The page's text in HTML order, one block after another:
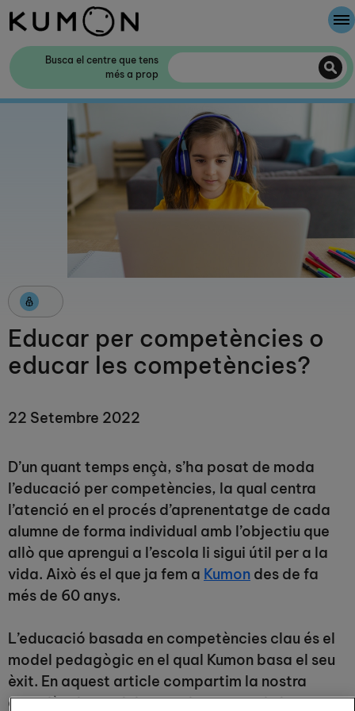
Busca el centre que tens
més a prop
Educar per competències o
educar les competències?
22 Setembre 2022
D’un quant temps ençà, s’ha posat de moda
l’educació per competències, la qual centra
l’atenció en el procés d’aprenentatge de cada
alumne de forma individual amb l’objectiu que
allò que aprengui a l’escola li sigui útil per a la
vida. Això és el que ja fem a Kumon des de fa
més de 60 anys.
L’educació basada en competències clau és el
model pedagògic en el qual Kumon basa el seu
èxit. En aquest article compartim la nostra
experiència en el desenvolupament de les
Et donem la benvinguda a Kumon
El mètode Kumon
La història de Kumon
Col·laboració amb les escoles